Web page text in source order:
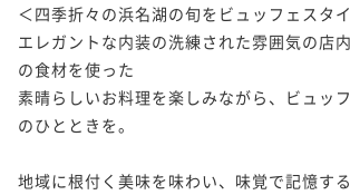
＜四季折々の浜名湖の旬をビュッフェスタ
エレガントな内装の洗練された雰囲気の店
の食材を使った
素晴らしいお料理を楽しみながら、ビュッ
のひとときを。
地域に根付く美味を味わい、味覚で記憶す